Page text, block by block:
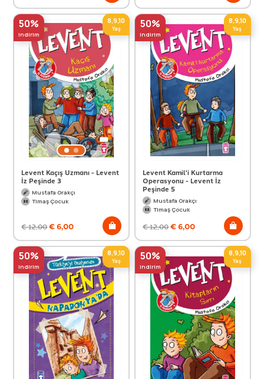
50%
indirim
8,9,10
Yaş
Levent Kaçış Uzmanı - Levent
İz Peşinde 3
Mustafa Orakçı
Timaş Çocuk
€12,00€6,00
50%
indirim
8,9,10
Yaş
Levent Kamil'i Kurtarma
Operasyonu - Levent İz
Peşinde 5
Mustafa Orakçı
Timaş Çocuk
€12,00€6,00
50%
indirim
8,9,10
Yaş 50%
indirim
8,9,10
Yaş